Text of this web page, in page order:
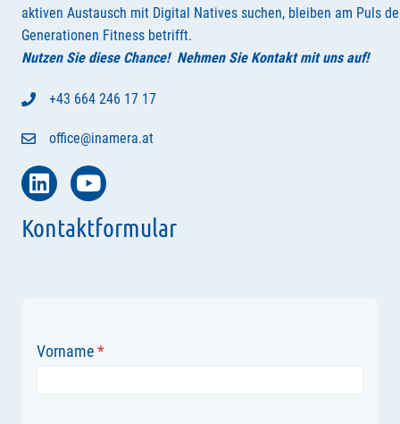
aktiven Austausch mit Digital Natives suchen, bleiben am Puls
Generationen Fitness betrifft.
Nutzen Sie diese Chance! Nehmen Sie Kontakt mit uns auf!
+43 664 246 17 17
office@inamera.at
Kontaktformular
Vorname*